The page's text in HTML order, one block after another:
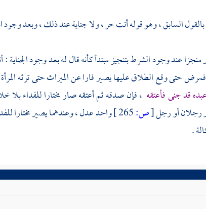
السابق ، وهو قوله أنت حر ، ولا جناية عند ذلك ، وبعد وجود
عند وجود الشرط بتنجيز مبتدأ كأنه قال له بعد وجود
حتى وقع الطلاق عليها يصير فارا عن الميراث حتى ترثه المرأة
قد جنى فأعتقه ، فإن صدقه ثم أعتقه صار مختارا للفداء بلا
رجلان أو رجل[ص:
واحد عدل ، وعندهما يصير مختارا
.